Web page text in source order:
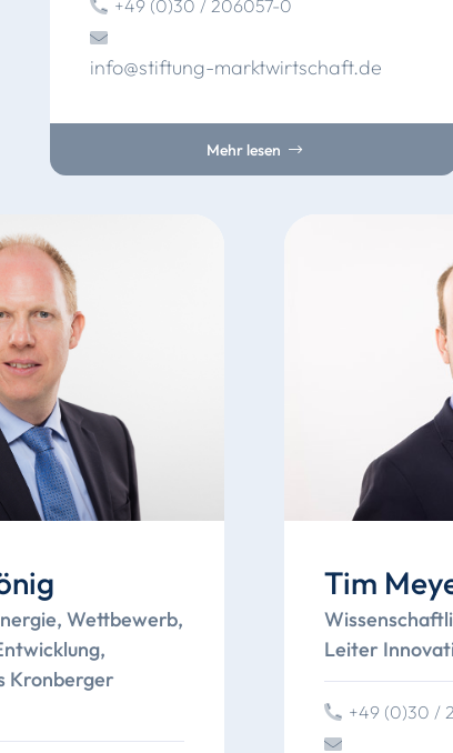
+49 (0)30 / 206057-0
info@stiftung-marktwirtschaft.de
Mehr lesen
Wettbewerb,
Kronberger
Tim
Leiter
+49 (0)30 /